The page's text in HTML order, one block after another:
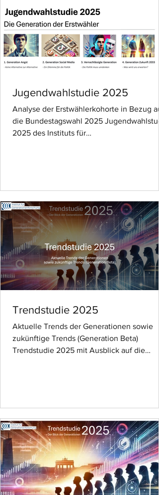
beeinflussen. Das TikTok Feature kurbelt
doppelten „Konsum“ an – online und
Innerhalb des Social Shoppings wird
zusätzlich auf einer anderen Ebene
konsumie
Jugendwahlstudie 2025
Analyse der Erstwählerkohorte in Bezug
die Bundestagswahl 2025 Jugendwahlstudie
2025 des Instituts für
zur aktuellen Erstwählerkohorte
durchgeführt. Über mehrere
Erhebungswellen hinweg, von 2024 bis
Januar 2025, wurden 4.132 Teilnehmer aus
der gesamten Bundesrepublik befragt. Mit
einem Methodenmix aus qualitativen
Trendstudie 2025
Aktuelle Trends der Generationen sowie
zukünftige Trends (Generation Beta)
Trendstudie 2025 mit Ausblick auf die
Trends, die uns in Zukunft erwarten
Mit einer Datenanalyse von über 2.030
Befragten im Alter von 16 bis 89 Jahren
liefert die repräsentative Studie fundierte
Einblicke in die Einstellungen, Bedürfnisse